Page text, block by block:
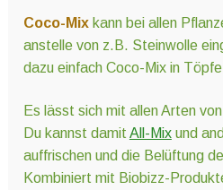
Coco-Mixkann bei allen
anstelle von z.B. Steinwolle
dazu einfach Coco-Mix in
Es lässt sich mit allen Arten
Du kannst damit All-Mixund
auffrischen und die Belüftung
Kombiniert mit Biobizz-